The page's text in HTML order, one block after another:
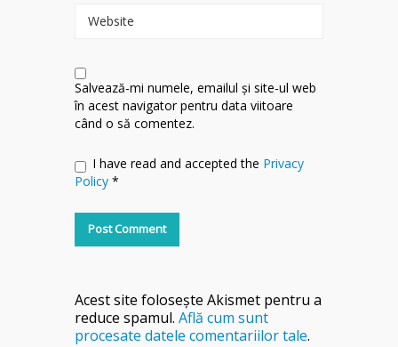
Website
Salvează-mi numele, emailul și site-ul web
în acest navigator pentru data viitoare
când o să comentez.
I have read and accepted the Privacy
Policy *
Acest site folosește Akismet pentru a
reduce spamul. Află cum sunt
procesate datele comentariilor tale.